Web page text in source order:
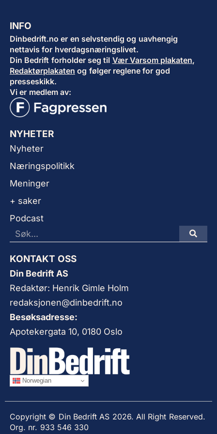
INFO
Dinbedrift.no er en selvstendig og uavhengig
nettavis for hverdagsnæringslivet.
Din Bedrift forholder seg til Vær Varsom plakaten,
Redaktørplakaten og følger reglene for god
presseskikk.
Vi er medlem av:
NYHETER
Nyheter
Næringspolitikk
Meninger
+ saker
Podcast
KONTAKT OSS
Din Bedrift AS
Redaktør: Henrik Gimle Holm
redaksjonen@dinbedrift.no
Besøksadresse:
Apotekergata 10, 0180 Oslo
Norwegian
Copyright © Din Bedrift AS 2026. All Right Reserved.
Org. nr. 933 546 330